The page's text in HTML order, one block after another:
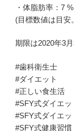
・体脂肪率：7 %
(目標数値は目安
期限は2020年3
#歯科衛生士
#ダイエット
#正しい食生活
#SFY式ダイエッ
#SFY式ダイエ
#SFY式健康習慣